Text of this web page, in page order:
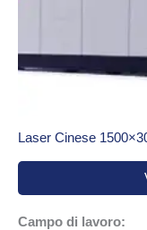
Laser Cinese
Campo di lavoro: